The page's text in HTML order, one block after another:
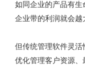
如同企业的产品有
企业带的利润就会越
但传统管理软件灵
优化管理客户资源